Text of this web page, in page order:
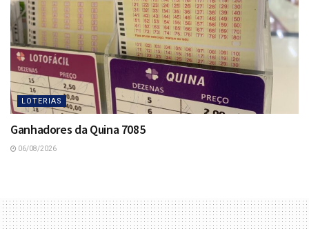
LOTERIAS
Ganhadores da Quina 7085
06/08/2026